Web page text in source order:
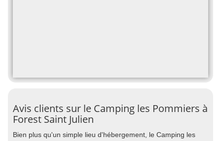
Avis clients sur le Camping les Pommiers à
Forest Saint Julien
Bien plus qu'un simple lieu d'hébergement, le Camping les